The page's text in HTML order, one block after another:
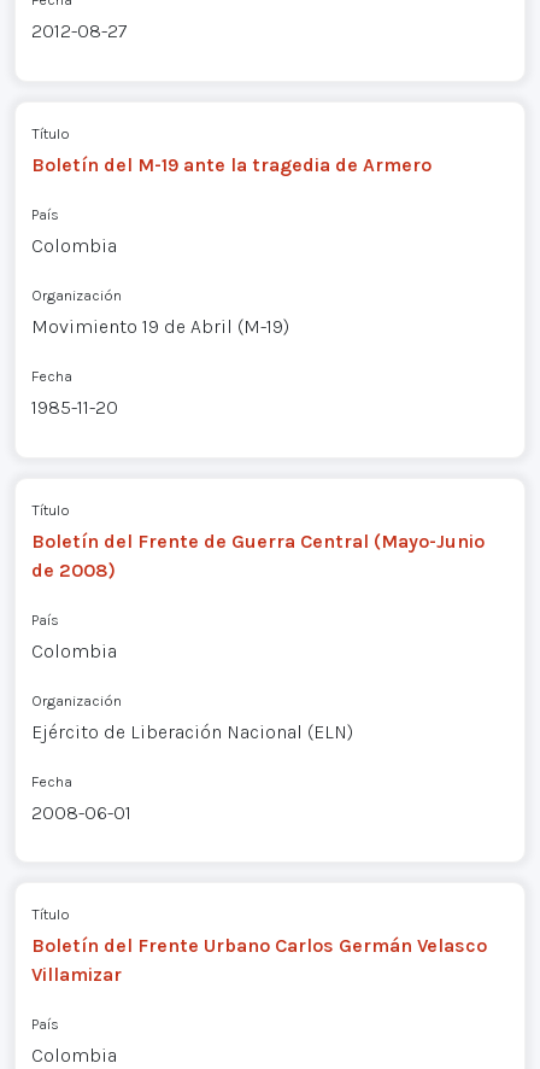
2012-08-27
Título
Boletín del M-19 ante la tragedia de Armero
País
Colombia
Organización
Movimiento 19 de Abril (M-19)
Fecha
1985-11-20
Título
Boletín del Frente de Guerra Central (Mayo-Junio
de 2008)
País
Colombia
Organización
Ejército de Liberación Nacional (ELN)
Fecha
2008-06-01
Título
Boletín del Frente Urbano Carlos Germán Velasco
Villamizar
País
Colombia